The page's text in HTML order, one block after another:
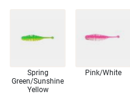
Spring
Green/Sunshine
Yellow
Pink/White